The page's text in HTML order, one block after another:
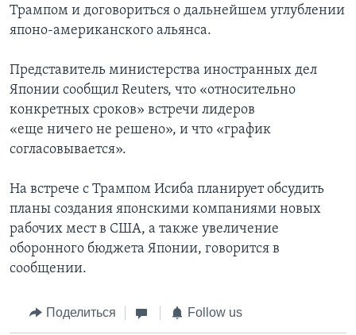
Трампом и договориться о дальнейшем углублении
японо-американского альянса.
Представитель министерства иностранных дел
Японии сообщил Reuters, что «относительно
конкретных сроков» встречи лидеров
«еще ничего не решено», и что «график
согласовывается».
На встрече с Трампом Исиба планирует обсудить
планы создания японскими компаниями новых
рабочих мест в США, а также увеличение
оборонного бюджета Японии, говорится в
сообщении.
Поделиться Follow us